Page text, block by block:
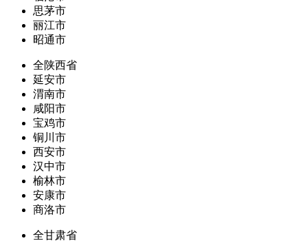
思茅市
丽江市
昭通市
全陕西省
延安市
渭南市
咸阳市
宝鸡市
铜川市
西安市
汉中市
榆林市
安康市
商洛市
全甘肃省